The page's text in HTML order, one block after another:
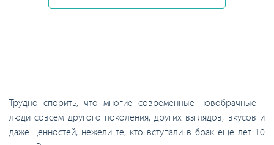
Трудно спорить, что многие современные новобрачные -
люди совсем другого поколения, других взглядов, вкусов и
даже ценностей, нежели те, кто вступали в брак еще лет 10